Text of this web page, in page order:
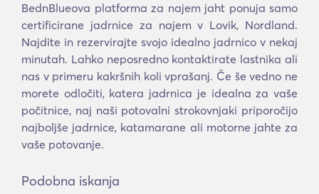
BednBlueova platforma za najem jaht ponuja samo
certificirane jadrnice za najem v Lovik, Nordland.
Najdite in rezervirajte svojo idealno jadrnico v nekaj
minutah. Lahko neposredno kontaktirate lastnika ali
nas v primeru kakršnih koli vprašanj. Če še vedno ne
morete odločiti, katera jadrnica je idealna za vaše
počitnice, naj naši potovalni strokovnjaki priporočijo
najboljše jadrnice, katamarane ali motorne jahte za
vaše potovanje.
Podobna iskanja